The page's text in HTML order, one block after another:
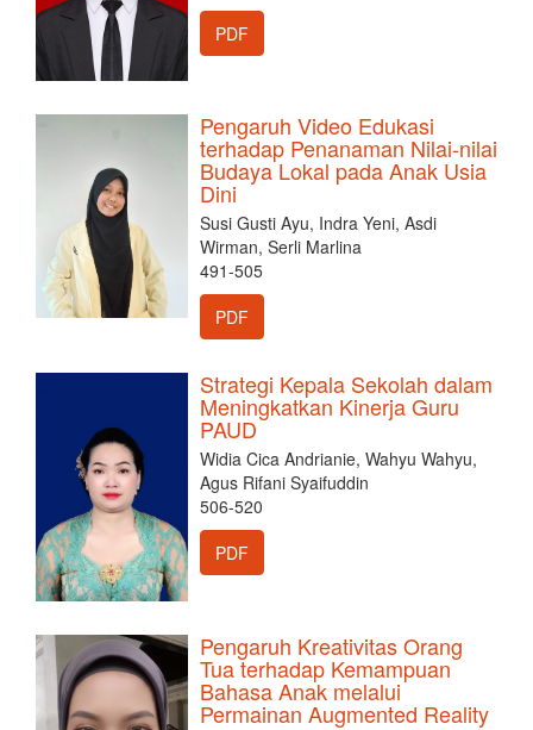
PDF
Pengaruh Video Edukasi
terhadap Penanaman Nilai-nilai
Budaya Lokal pada Anak Usia
Dini
Susi Gusti Ayu, Indra Yeni, Asdi
Wirman, Serli Marlina
491-505
PDF
Strategi Kepala Sekolah dalam
Meningkatkan Kinerja Guru
PAUD
Widia Cica Andrianie, Wahyu Wahyu,
Agus Rifani Syaifuddin
506-520
PDF
Pengaruh Kreativitas Orang
Tua terhadap Kemampuan
Bahasa Anak melalui
Permainan Augmented Reality